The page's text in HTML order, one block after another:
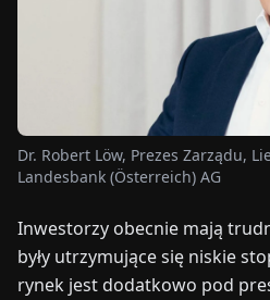
O
NAS
ENDEFRESITNLPL HU
Dr. Robert Löw, Prezes Zarządu,
Landesbank (Österreich) AG
Inwestorzy obecnie mają
były utrzymujące się niskie
rynek jest dodatkowo pod